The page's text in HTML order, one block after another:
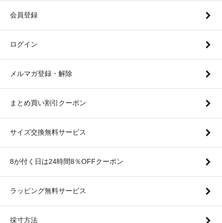
会員登録
ログイン
メルマガ登録・解除
まとめ買い割引クーポン
サイズ交換無料サービス
8が付く日は24時間8％OFFクーポン
ラッピング無料サービス
採寸方法